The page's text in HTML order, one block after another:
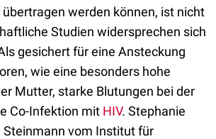
werden können, ist nicht
Studien widersprechen sich
gesichert für eine Ansteckung
wie eine besonders hohe
Mutter, starke Blutungen bei der
Co-Infektion mit HIV. Stephanie
Steinmann vom Institut für